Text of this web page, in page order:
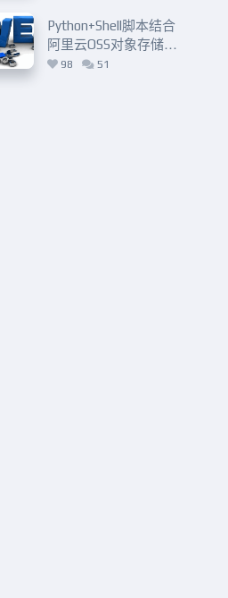
Python+Shell脚本结合
阿里云OSS对象存储定
时远程备份网站
98 51